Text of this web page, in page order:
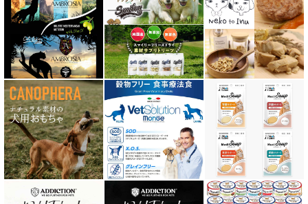
トライバル TRIBAL
ナチュラルコード NATURAL CODE
ナチュラルハーベスト Natural Harvest
Nanki Japan ナンキジャパン
ニュートライプ NUTRIPE
ｐＨ バランス キャット ウォーター